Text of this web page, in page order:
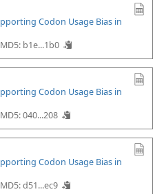
Codon Usage Bias in
MD5: b1e...1b0
Codon Usage Bias in
MD5: 040...208
Codon Usage Bias in
MD5: d51...ec9